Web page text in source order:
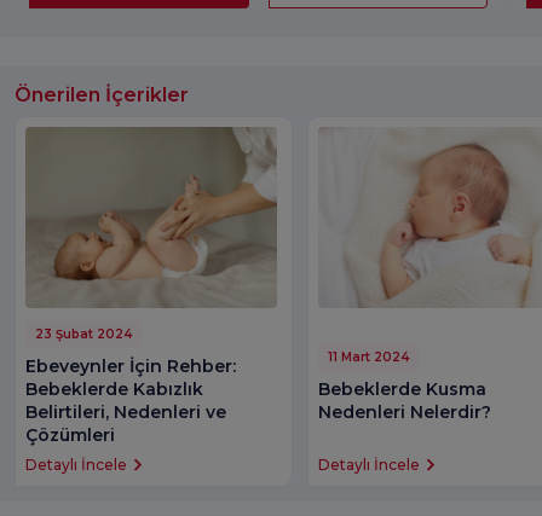
Önerilen İçerikler
23 Şubat 2024
Ebeveynler İçin Rehber:
Bebeklerde Kabızlık
Belirtileri, Nedenleri ve
Çözümleri
Detaylı İncele
11 Mart 2024
Bebeklerde Kusma
Nedenleri Nelerdir?
Detaylı İncele